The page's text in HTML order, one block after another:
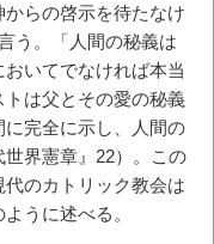
らの啓示を待たなけ
う。「人間の秘義は
いてでなければ本当
は父とその愛の秘義
完全に示し、人間の
界憲章』22）。この
代のカトリック教会は
うに述べる。